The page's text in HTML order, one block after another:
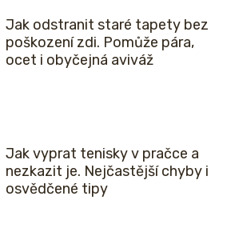
Jak odstranit staré tapety bez
poškození zdi. Pomůže pára,
ocet i obyčejná aviváž
Jak vyprat tenisky v pračce a
nezkazit je. Nejčastější chyby i
osvědčené tipy